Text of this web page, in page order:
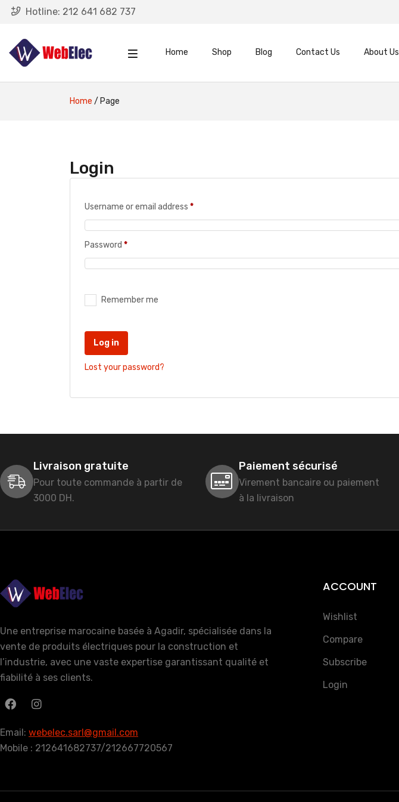
Hotline: 212 641 682 737
Home Shop Blog Contact Us About Us
Home / Page
Login
Username or email address *
Password *
Remember me
Log in
Lost your password?
Livraison gratuite
Pour toute commande à partir de
3000 DH.
Paiement sécurisé
Virement bancaire ou paiement
à la livraison
Une entreprise marocaine basée à Agadir, spécialisée dans la
vente de produits électriques pour la construction et
l’industrie, avec une vaste expertise garantissant qualité et
fiabilité à ses clients.
Email: webelec.sarl@gmail.com
Mobile : 212641682737/212667720567
ACCOUNT
Wishlist
Compare
Subscribe
Login